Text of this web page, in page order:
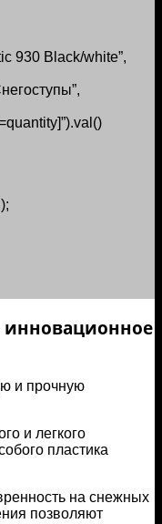
930 Black/white”,
инновационное
и прочную
и легкого
пластика
на снежных
позволяют